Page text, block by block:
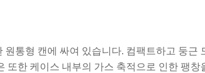
원통형 캔에 싸여 있습니다. 컴팩트하고 둥근
또한 케이스 내부의 가스 축적으로 인한 팽창